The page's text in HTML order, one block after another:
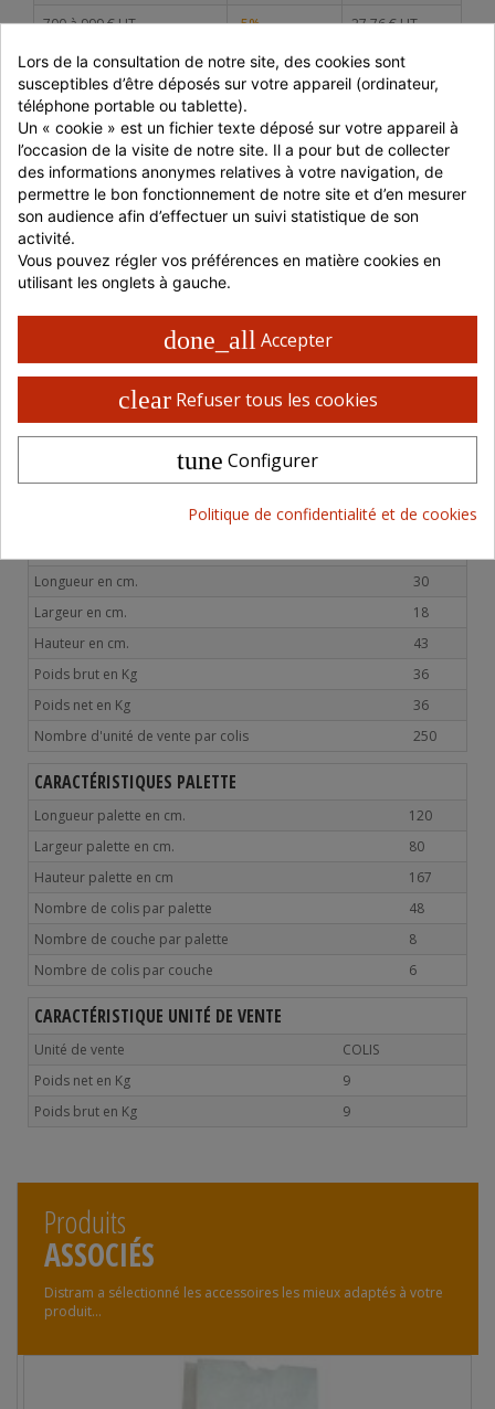
700 à 999 € HT -5%
27,76 € HT
1000 à 1499 € HT
-10%
26,30 € HT
> 1500 € HT
ou retrait en magasin
-15%
Livraison 48 / 72 H en France
Retrait possible en magasin
Paiement 100% sécurisé
CARACTÉRISTIQUES PRODUITS
Longueur produit en mm.
300
Largeur produit en mm.
180
Hauteur produit en mm.
430
Longueur en cm.
30
Largeur en cm.
18
Hauteur en cm.
43
Poids brut en Kg
36
Poids net en Kg
36
Nombre d'unité de vente par colis
250
CARACTÉRISTIQUES PALETTE
Longueur palette en cm.
120
Largeur palette en cm.
80
Hauteur palette en cm
167
Nombre de colis par palette
48
Nombre de couche par palette
8
Nombre de colis par couche
6
CARACTÉRISTIQUE UNITÉ DE VENTE
Unité de vente
COLIS
Poids net en Kg
9
Poids brut en Kg
9
Produits
ASSOCIÉS
Distram a sélectionné les accessoires les mieux adaptés à votre
produit...
Lors de la consultation de notre site, des cookies sont
susceptibles d’être déposés sur votre appareil (ordinateur,
téléphone portable ou tablette).
Un « cookie » est un fichier texte déposé sur votre appareil à
l’occasion de la visite de notre site. Il a pour but de collecter
des informations anonymes relatives à votre navigation, de
permettre le bon fonctionnement de notre site et d’en mesurer
son audience afin d’effectuer un suivi statistique de son
activité.
Vous pouvez régler vos préférences en matière cookies en
utilisant les onglets à gauche.
done_all Accepter
clear Refuser tous les cookies
tune Configurer
Politique de confidentialité et de cookies